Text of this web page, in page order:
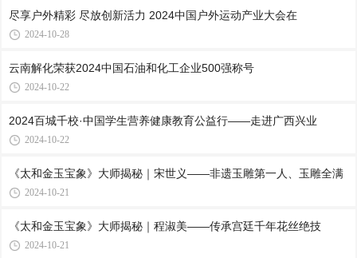
尽享户外精彩 尽放创新活力 2024中国户外运动产业大会在
2024-10-28
云南解化荣获2024中国石油和化工企业500强称号
2024-10-22
2024百城千校·中国学生营养健康教育公益行——走进广西兴业
2024-10-22
《太和金玉宝象》大师揭秘｜宋世义——非遗玉雕第一人、玉雕全满
2024-10-21
《太和金玉宝象》大师揭秘｜程淑美——传承宫廷千年花丝绝技
2024-10-21